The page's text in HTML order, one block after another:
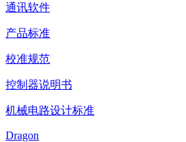
通讯软件
产品标准
校准规范
控制器说明书
机械电路设计标准
Dragon